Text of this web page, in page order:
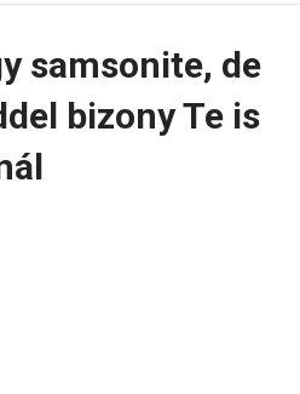
samsonite, de
bizony Te is